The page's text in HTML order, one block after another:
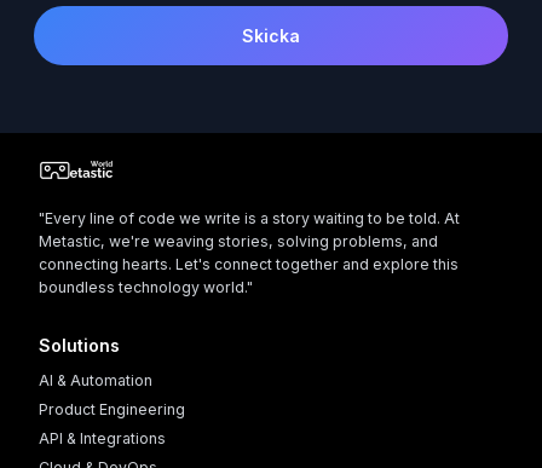
Skicka
"Every line of code we write is a story waiting to be told. At
Metastic, we're weaving stories, solving problems, and
connecting hearts. Let's connect together and explore this
boundless technology world."
Solutions
AI & Automation
Product Engineering
API & Integrations